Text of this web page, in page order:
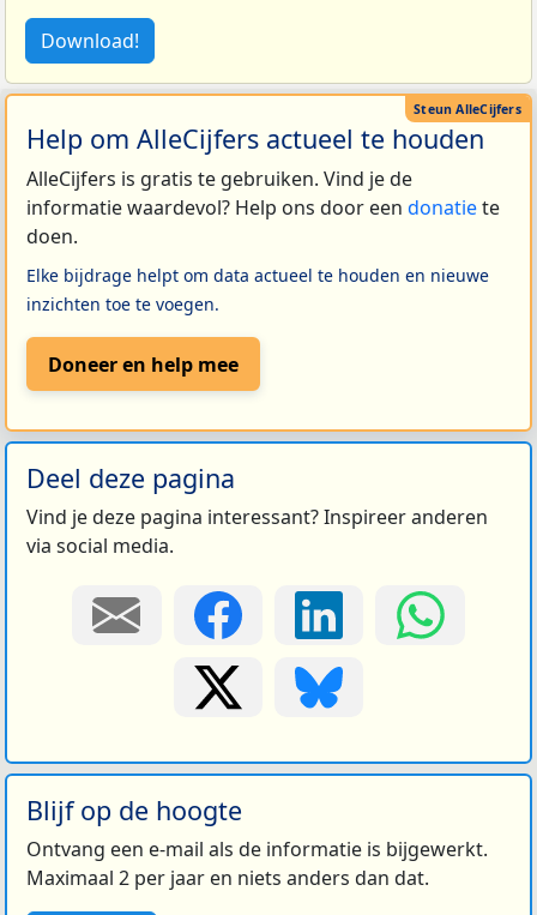
Download!
Help om AlleCijfers actueel te houden
AlleCijfers is gratis te gebruiken. Vind je de
informatie waardevol? Help ons door een donatiete
doen.
Elke bijdrage helpt om data actueel te houden en nieuwe
inzichten toe te voegen.
Doneer en help mee
Deel deze pagina
Vind je deze pagina interessant? Inspireer anderen
via social media.
Blijf op de hoogte
Ontvang een e-mail als de informatie is bijgewerkt.
Maximaal 2 per jaar en niets anders dan dat.